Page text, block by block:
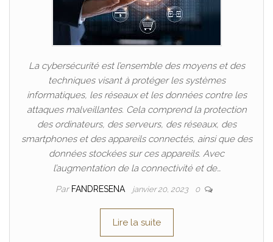
La cybersécurité est l’ensemble des moyens et des
techniques visant à protéger les systèmes
informatiques, les réseaux et les données contre les
attaques malveillantes. Cela comprend la protection
des ordinateurs, des serveurs, des réseaux, des
smartphones et des appareils connectés, ainsi que des
données stockées sur ces appareils. Avec
l’augmentation de la connectivité et de…
Par FANDRESENA janvier 20, 2023 0
Lire la suite